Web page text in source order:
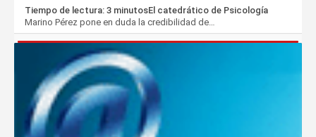
Tiempo de lectura: 3 minutosEl catedrático de Psicología
Marino Pérez pone en duda la credibilidad de…